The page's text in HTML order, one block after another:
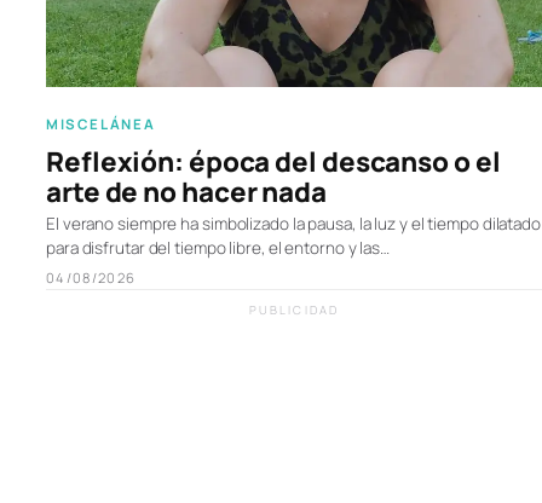
MISCELÁNEA
Reflexión: época del descanso o el
arte de no hacer nada
El verano siempre ha simbolizado la pausa, la luz y el tiempo dilatado
para disfrutar del tiempo libre, el entorno y las…
04/08/2026
PUBLICIDAD